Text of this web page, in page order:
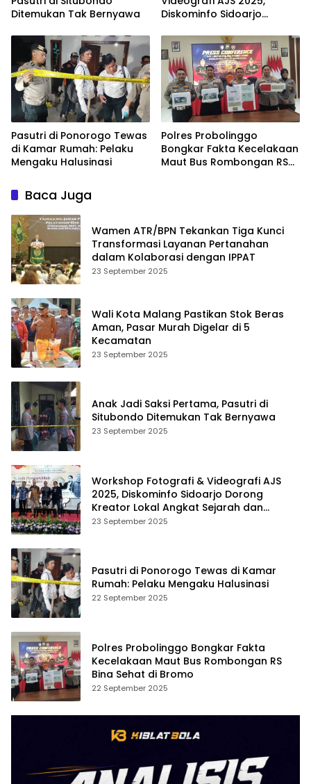
Ditemukan Tak Bernyawa
Diskominfo Sidoarjo
Angkat Sejarah dan
Budaya
Pasutri di Ponorogo Tewas
di Kamar Rumah: Pelaku
Mengaku Halusinasi
Polres Probolinggo
Bongkar Fakta Kecelakaan
Maut Bus Rombongan RS
Baca Juga
Wamen ATR/BPN Tekankan Tiga Kunci
Transformasi Layanan Pertanahan
dalam Kolaborasi dengan IPPAT
23 September 2025
Wali Kota Malang Pastikan Stok Beras
Aman, Pasar Murah Digelar di 5
Kecamatan
23 September 2025
Anak Jadi Saksi Pertama, Pasutri di
Situbondo Ditemukan Tak Bernyawa
23 September 2025
Workshop Fotografi & Videografi AJS
2025, Diskominfo Sidoarjo Dorong
Kreator Lokal Angkat Sejarah dan
Budaya
23 September 2025
Pasutri di Ponorogo Tewas di Kamar
Rumah: Pelaku Mengaku Halusinasi
22 September 2025
Polres Probolinggo Bongkar Fakta
Kecelakaan Maut Bus Rombongan RS
Bina Sehat di Bromo
22 September 2025